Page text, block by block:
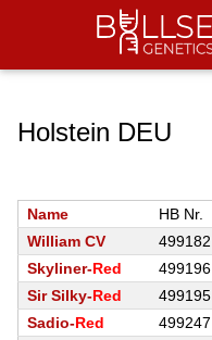
Holstein DEU
Name HB Nr.
William CV
499182
Skyliner-Red 499196
Sir Silky-Red 499195
Sadio-Red 499247